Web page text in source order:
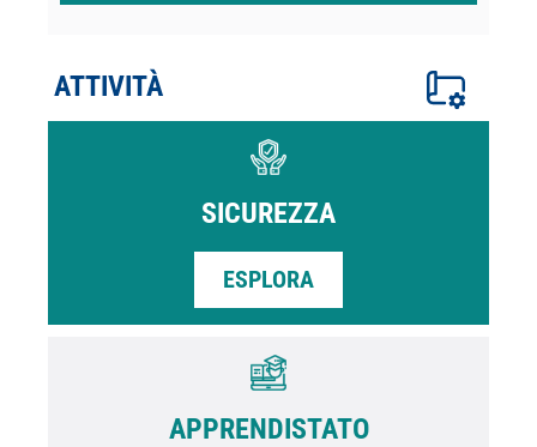
ATTIVITÀ
SICUREZZA
ESPLORA
APPRENDISTATO